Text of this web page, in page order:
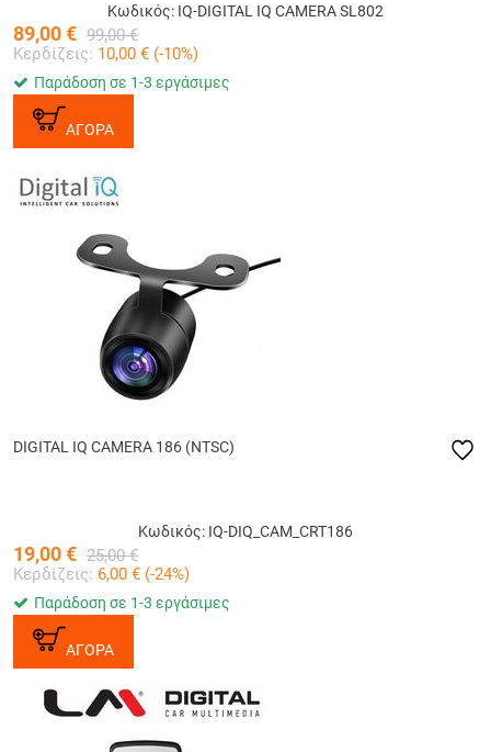
Κωδικός: IQ-DIGITAL IQ CAMERA SL802
89,00€ 99,00 €
Κερδίζεις: 10,00 € (-10%)
Παράδοση σε 1-3 εργάσιμες
ΑΓΟΡΑ
DIGITAL IQ CAMERA 186 (NTSC)
Κωδικός: IQ-DIQ_CAM_CRT186
19,00€ 25,00 €
Κερδίζεις: 6,00 € (-24%)
Παράδοση σε 1-3 εργάσιμες
ΑΓΟΡΑ